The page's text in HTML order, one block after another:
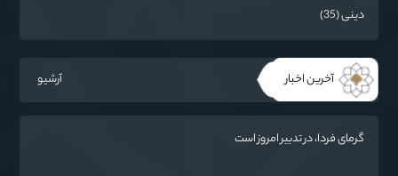
دینی (35)
آخرین اخبار آرشیو
گرمای فردا، در تدبیر امروز است